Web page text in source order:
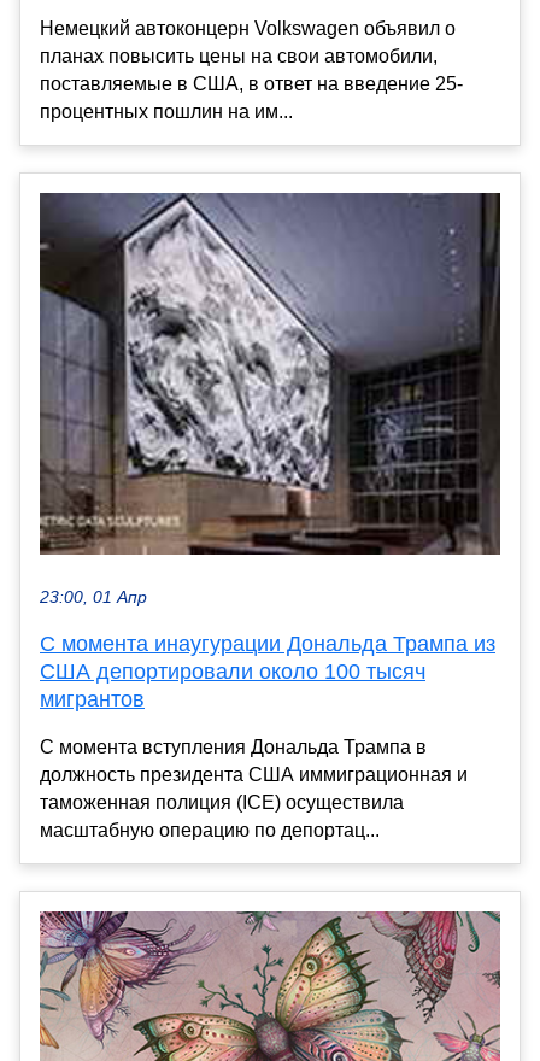
Немецкий автоконцерн Volkswagen объявил о
планах повысить цены на свои автомобили,
поставляемые в США, в ответ на введение 25-
процентных пошлин на им...
23:00, 01 Апр
С момента инаугурации Дональда Трампа из
США депортировали около 100 тысяч
мигрантов
С момента вступления Дональда Трампа в
должность президента США иммиграционная и
таможенная полиция (ICE) осуществила
масштабную операцию по депортац...